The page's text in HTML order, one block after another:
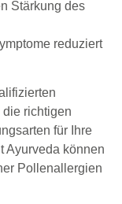
Stärkung des
reduziert
richtigen
für Ihre
Ayurveda können
Pollenallergien